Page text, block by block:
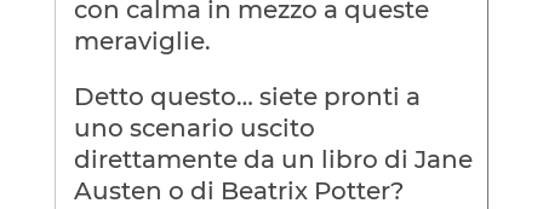
con calma in mezzo a queste
meraviglie.
Detto questo… siete pronti a
uno scenario uscito
direttamente da un libro di Jane
Austen o di Beatrix Potter?